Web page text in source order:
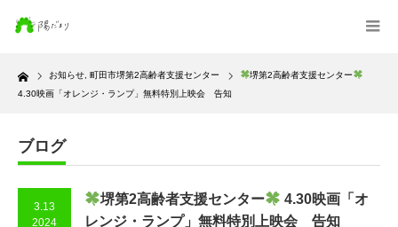
Home お知らせ 町田市堺第2高齢者支援センター
堺第2高齢者支援センター
4.30映画「オレンジ・ランプ」無料特別上映会 告知
ブログ
3.13
2024
堺第2高齢者支援センター
4.30映画「オ
レンジ・ランプ」無料特別上映会 告知